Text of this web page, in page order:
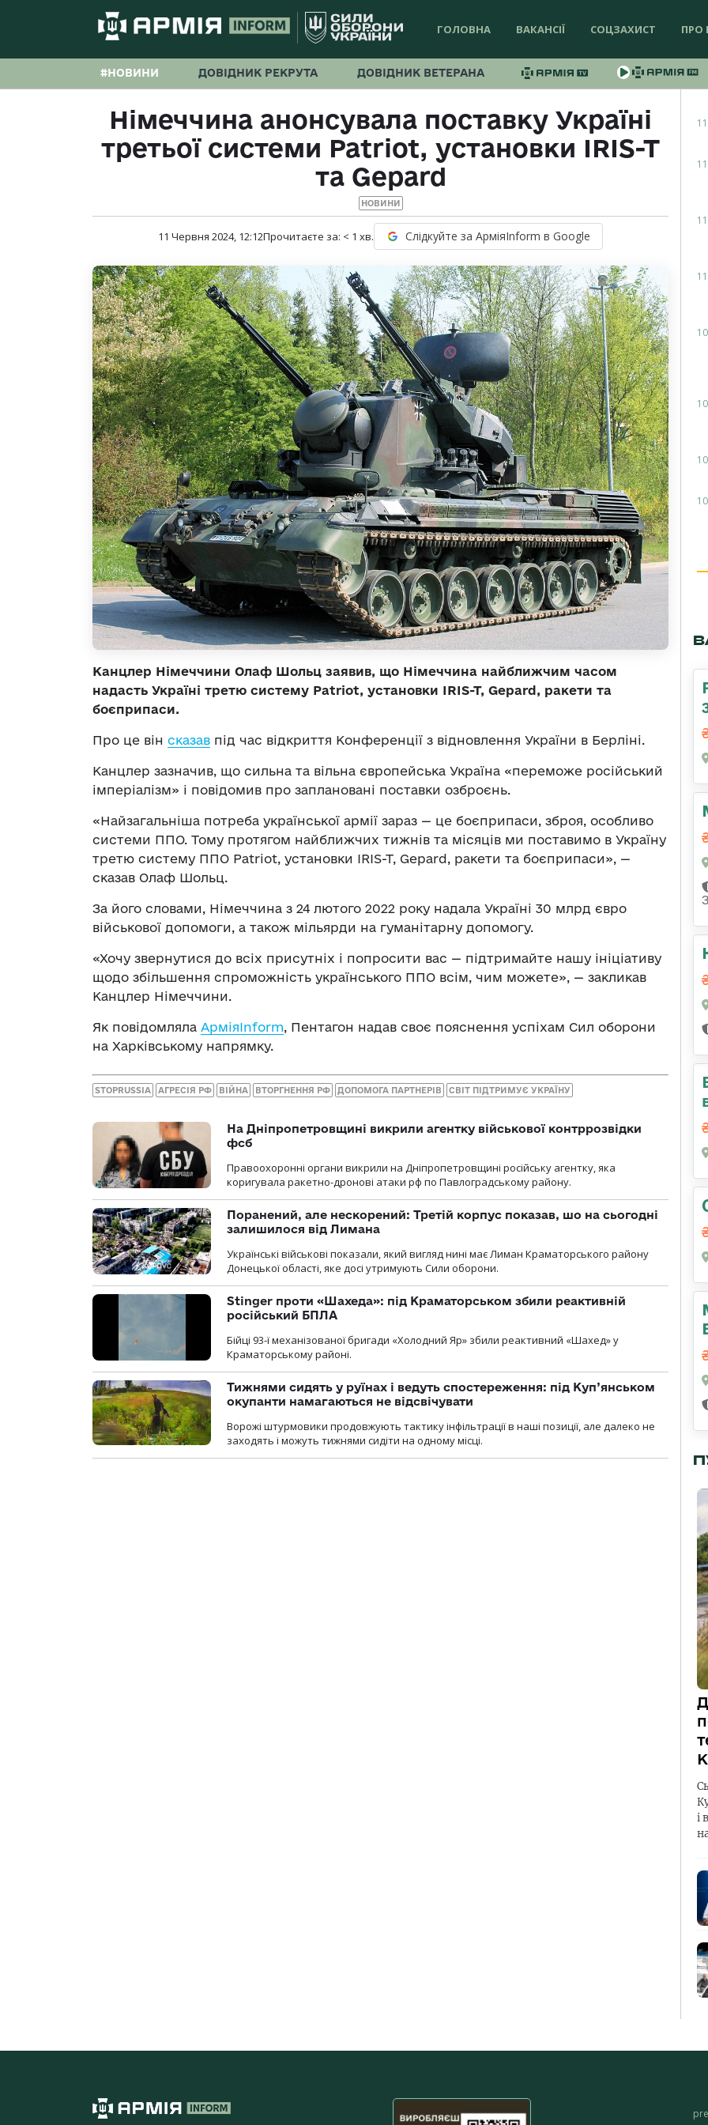
ГОЛОВНА ВАКАНСІЇ СОЦЗАХИСТ ПРО
#НОВИНИ ДОВІДНИК РЕКРУТА ДОВІДНИК ВЕТЕРАНА
Німеччина анонсувала поставку Україні
третьої системи Patriot, установки IRIS-T
та Gepard
НОВИНИ
11 Червня 2024, 12:12Прочитаєте за: < 1 хв. Слідкуйте за АрміяInform в Google
Канцлер Німеччини Олаф Шольц заявив, що Німеччина найближчим часом
надасть Україні третю систему Patriot, установки IRIS-T, Gepard, ракети та
боєприпаси.
Про це він сказав під час відкриття Конференції з відновлення України в Берліні.
Канцлер зазначив, що сильна та вільна європейська Україна «переможе російський
імперіалізм» і повідомив про заплановані поставки озброєнь.
«Найзагальніша потреба української армії зараз — це боєприпаси, зброя, особливо
системи ППО. Тому протягом найближчих тижнів та місяців ми поставимо в Україну
третю систему ППО Patriot, установки IRIS-T, Gepard, ракети та боєприпаси», —
сказав Олаф Шольц.
За його словами, Німеччина з 24 лютого 2022 року надала Україні 30 млрд євро
військової допомоги, а також мільярди на гуманітарну допомогу.
«Хочу звернутися до всіх присутніх і попросити вас — підтримайте нашу ініціативу
щодо збільшення спроможність українського ППО всім, чим можете», — закликав
Канцлер Німеччини.
Як повідомляла АрміяInform, Пентагон надав своє пояснення успіхам Сил оборони
на Харківському напрямку.
STOPRUSSIA АГРЕСІЯ РФ ВІЙНА ВТОРГНЕННЯ РФ ДОПОМОГА ПАРТНЕРІВ СВІТ ПІДТРИМУЄ УКРАЇНУ
На Дніпропетровщині викрили агентку військової контррозвідки
фсб
Правоохоронні органи викрили на Дніпропетровщині російську агентку, яка
коригувала ракетно-дронові атаки рф по Павлоградському району.
Поранений, але нескорений: Третій корпус показав, шо на сьогодні
залишилося від Лимана
Українські військові показали, який вигляд нині має Лиман Краматорського району
Донецької області, яке досі утримують Сили оборони.
Stinger проти «Шахеда»: під Краматорськом збили реактивній
російський БПЛА
Бійці 93-ї механізованої бригади «Холодний Яр» збили реактивний «Шахед» у
Краматорському районі.
Тижнями сидять у руїнах і ведуть спостереження: під Куп’янськом
окупанти намагаються не відсвічувати
Ворожі штурмовики продовжують тактику інфільтрації в наші позиції, але далеко не
заходять і можуть тижнями сидіти на одному місці.
і